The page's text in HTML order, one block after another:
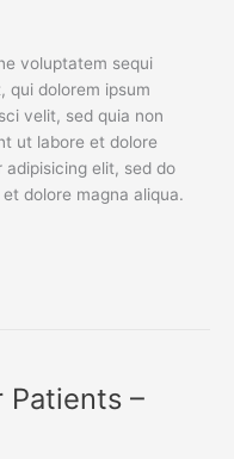
voluptatem sequi
qui dolorem ipsum
velit, sed quia non
ut labore et dolore
elit, sed do
dolore magna aliqua.
Patients –